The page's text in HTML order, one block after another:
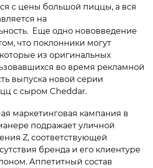
с цены большой пиццы, а вся
на
Еще одно нововведение
что поклонники могут
из оригинальных
во время рекламной
выпуска новой серии
с сыром Cheddar.
маркетинговая кампания в
подражает уличной
Z, соответствующей
бренда и его клиентуре
Аппетитный состав